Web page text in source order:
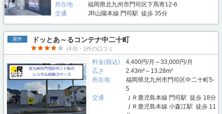
所在地
福岡県北九州市門司区下馬寄12-6
交通
JR山陽本線 門司駅 徒歩 35分
屋外 ドッとあ～るコンテナ中二十町
(4.0)・1件の口コミ
料金(税込)
4,400円/月～33,000円/月
広さ
2.43m²～13.28m²
所在地
福岡県北九州市門司区中二十町5-
5
交通
ＪＲ鹿児島本線 門司駅 徒歩 18分
ＪＲ鹿児島本線 小森江駅 徒歩 11